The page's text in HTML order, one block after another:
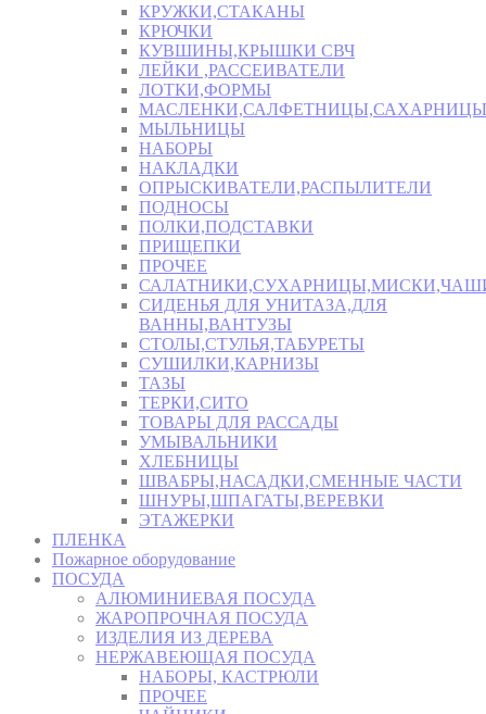
КРУЖКИ,СТАКАНЫ
КРЮЧКИ
КУВШИНЫ,КРЫШКИ СВЧ
ЛЕЙКИ ,РАССЕИВАТЕЛИ
ЛОТКИ,ФОРМЫ
МАСЛЕНКИ,САЛФЕТНИЦЫ,САХАРНИЦЫ
МЫЛЬНИЦЫ
НАБОРЫ
НАКЛАДКИ
ОПРЫСКИВАТЕЛИ,РАСПЫЛИТЕЛИ
ПОДНОСЫ
ПОЛКИ,ПОДСТАВКИ
ПРИЩЕПКИ
ПРОЧЕЕ
СИДЕНЬЯ ДЛЯ УНИТАЗА,ДЛЯ
ВАННЫ,ВАНТУЗЫ
СТОЛЫ,СТУЛЬЯ,ТАБУРЕТЫ
СУШИЛКИ,КАРНИЗЫ
ТАЗЫ
ТЕРКИ,СИТО
ТОВАРЫ ДЛЯ РАССАДЫ
УМЫВАЛЬНИКИ
ХЛЕБНИЦЫ
ШВАБРЫ,НАСАДКИ,СМЕННЫЕ ЧАСТИ
ШНУРЫ,ШПАГАТЫ,ВЕРЕВКИ
ЭТАЖЕРКИ
ПЛЕНКА
Пожарное оборудование
ПОСУДА
АЛЮМИНИЕВАЯ ПОСУДА
ЖАРОПРОЧНАЯ ПОСУДА
ИЗДЕЛИЯ ИЗ ДЕРЕВА
НЕРЖАВЕЮЩАЯ ПОСУДА
НАБОРЫ, КАСТРЮЛИ
ПРОЧЕЕ